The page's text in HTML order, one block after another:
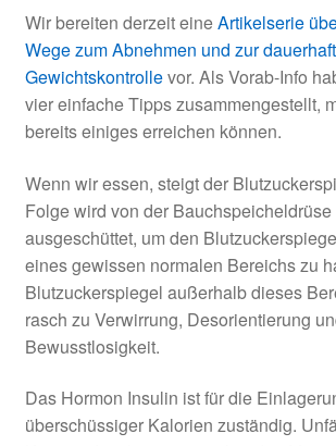
Wir bereiten derzeit eineArtikelserie
Wege zum Abnehmen und zur
Gewichtskontrollevor. Als Vorab-Info
vier einfache Tipps zusammengestellt,
bereits einiges erreichen können.
Wenn wir essen, steigt der
Folge wird von der
ausgeschüttet, um den
eines gewissen normalen Bereichs zu
Blutzuckerspiegel außerhalb dieses
rasch zu Verwirrung, Desorientierung
Bewusstlosigkeit.
Das Hormon Insulin ist für die
überschüssiger Kalorien zuständig.